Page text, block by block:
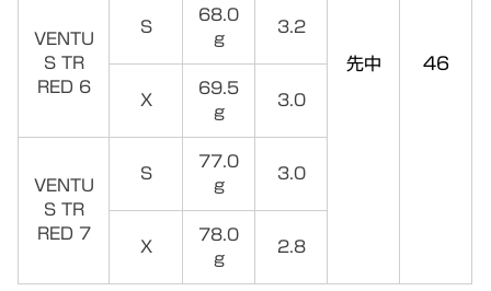
先中 46
VENTU
S TR
RED 6
S
68.0
g
3.2
X
69.5
g
3.0
VENTU
S TR
RED 7
S
77.0
g
3.0
X
78.0
g
2.8